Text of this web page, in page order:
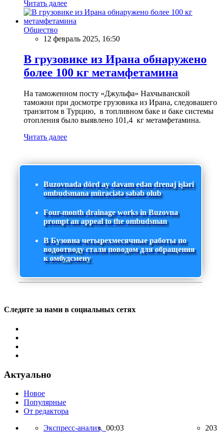
Читать далее
Общество
12 февраль 2025, 16:50
В грузовике из Ирана обнаружено
более 100 кг метамфетамина
На таможенном посту «Джульфа» Нахчыванской
таможни при досмотре грузовика из Ирана, следовашего
транзитом в Турцию, в топливном баке и баке системы
отопления было выявлено 101,4 кг метамфетамина.
Читать далее
Buzovnada dörd ay davam edən drenaj işləri
ombudsmana müraciətə səbəb olub
Four-month drainage works in Buzovna
prompt an appeal to the ombudsman
В Бузовна четырехмесячные работы по
водоотводу стали поводом для обращения
к омбудсмену
Следите за нами в социальных сетях
Актуально
Новое
Популярные
От редактора
Экспресс-анализ, 00:03 203